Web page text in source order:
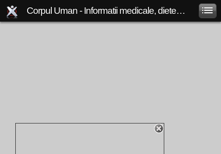
Corpul Uman - Informatii medicale, diete de slabit, boli si afectiuni